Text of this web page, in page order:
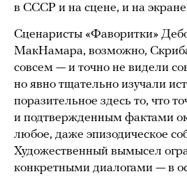
в СССР и на сцене, и на
Сценаристы «Фаворитки»
МакНамара, возможно,
совсем — и точно не видели
но явно тщательно изучали
поразительное здесь то, что
и подтвержденным фактами
любое, даже эпизодическое
Художественный вымысел
конкретными диалогами — в